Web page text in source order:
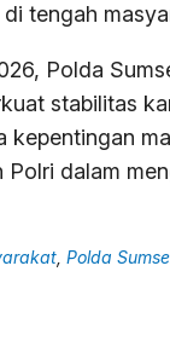
tengah
Polda
stabilitas
kepentingan
dalam
Polda